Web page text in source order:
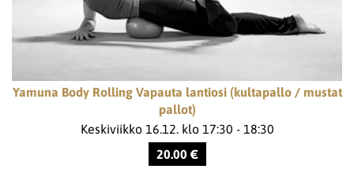
Yamuna Body Rolling Vapauta lantiosi (kultapallo / mustat
pallot)
Keskiviikko 16.12. klo 17:30 - 18:30
20.00 €